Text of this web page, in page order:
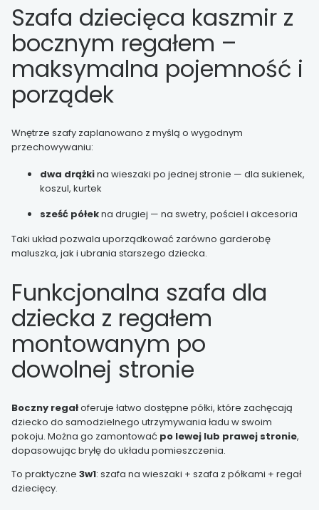
Szafa dziecięca kaszmir z
bocznym regałem –
maksymalna pojemność i
porządek
Wnętrze szafy zaplanowano z myślą o wygodnym
przechowywaniu:
dwa drążkina wieszaki po jednej stronie — dla sukienek,
koszul, kurtek
sześć półekna drugiej — na swetry, pościel i akcesoria
Taki układ pozwala uporządkować zarówno garderobę
maluszka, jak i ubrania starszego dziecka.
Funkcjonalna szafa dla
dziecka z regałem
montowanym po
dowolnej stronie
Boczny regałoferuje łatwo dostępne półki, które zachęcają
dziecko do samodzielnego utrzymywania ładu w swoim
pokoju. Można go zamontować po lewej lub prawej stronie,
dopasowując bryłę do układu pomieszczenia.
To praktyczne 3w1: szafa na wieszaki + szafa z półkami + regał
dziecięcy.